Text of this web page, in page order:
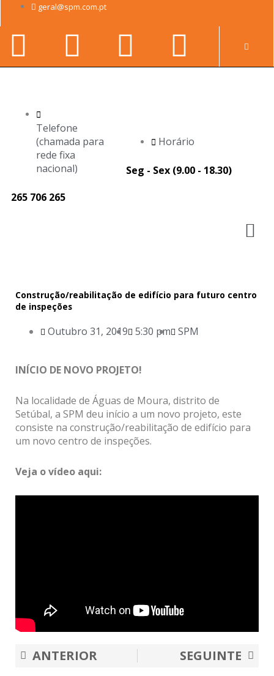
content
geral@spm.com.pt
Facebook-
f
Youtube
Linkedin-
in
Telefone
(chamada para
rede fixa
nacional)
265 706 265
Horário
Seg - Sex (9.00 - 18.30)
Construção/reabilitação de edifício para futuro centro
de inspeções
Outubro 31, 2019 5:30 pm SPM
INÍCIO DE NOVO PROJETO!
Na localidade de Águas de Moura, distrito de
Setúbal, a SPM deu início a um novo projeto, este
consiste na construção/reabilitação de edifício para
um novo centro de inspeções.
Veja o vídeo aqui:
Prev
ANTERIOR SEGUINTE